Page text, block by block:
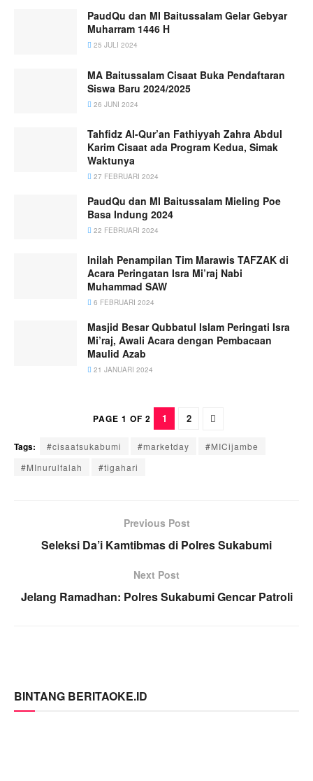
PaudQu dan MI Baitussalam Gelar Gebyar
Muharram 1446 H
25 JULI 2024
MA Baitussalam Cisaat Buka Pendaftaran
Siswa Baru 2024/2025
26 JUNI 2024
Tahfidz Al-Qur’an Fathiyyah Zahra Abdul
Karim Cisaat ada Program Kedua, Simak
Waktunya
27 FEBRUARI 2024
PaudQu dan MI Baitussalam Mieling Poe
Basa Indung 2024
22 FEBRUARI 2024
Inilah Penampilan Tim Marawis TAFZAK di
Acara Peringatan Isra Mi’raj Nabi
Muhammad SAW
6 FEBRUARI 2024
Masjid Besar Qubbatul Islam Peringati Isra
Mi’raj, Awali Acara dengan Pembacaan
Maulid Azab
21 JANUARI 2024
PAGE 1 OF 2 1 2
Tags: #cisaatsukabumi #marketday
#MICijambe
#MInurulfalah
#tigahari
Previous Post
Seleksi Da’i Kamtibmas di Polres Sukabumi
Next Post
Jelang Ramadhan: Polres Sukabumi Gencar Patroli
BINTANG BERITAOKE.ID